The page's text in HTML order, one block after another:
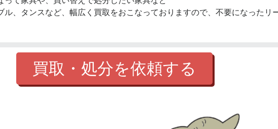
、タンスなど、幅広く買取をおこなっておりますので、不要になったリ
買取・処分を依頼する